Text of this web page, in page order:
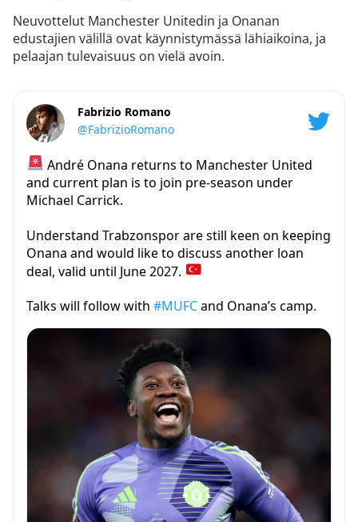
Neuvottelut Manchester Unitedin ja Onanan
edustajien välillä ovat käynnistymässä lähiaikoina, ja
pelaajan tulevaisuus on vielä avoin.
Fabrizio Romano
@FabrizioRomano
André Onana returns to Manchester United
and current plan is to join pre-season under
Michael Carrick.
Understand Trabzonspor are still keen on keeping
Onana and would like to discuss another loan
deal, valid until June 2027.
Talks will follow with #MUFCand Onana’s camp.